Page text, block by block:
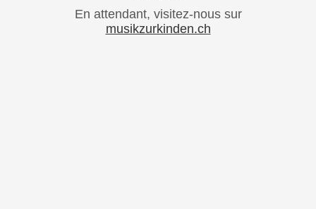
En attendant, visitez-nous sur
musikzurkinden.ch